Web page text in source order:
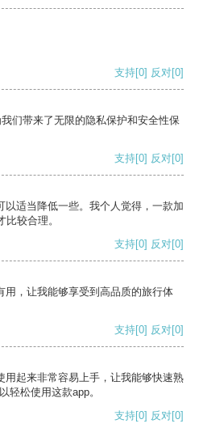
支持[0] 反对[0]
们带来了无限的隐私保护和安全性保
支持[0] 反对[0]
以适当降低一些。我个人觉得，一款加
较合理。
支持[0] 反对[0]
用，让我能够享受到高品质的旅行体
支持[0] 反对[0]
用起来非常容易上手，让我能够快速熟
轻松使用这款app。
支持[0] 反对[0]